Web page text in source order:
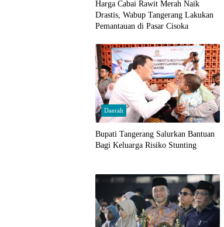
Harga Cabai Rawit Merah Naik
Drastis, Wabup Tangerang Lakukan
Pemantauan di Pasar Cisoka
Daerah
Bupati Tangerang Salurkan Bantuan
Bagi Keluarga Risiko Stunting